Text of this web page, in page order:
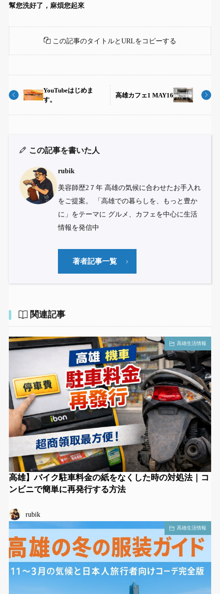
幫您洗好了，麻煩您起來
この記事のタイトルとURLをコピーする
YouTubeはじめま
す。
高雄カフェ1 MAY16
この記事を書いた人
rubik
美容師歴2７年 高雄の気候に合わせたお手入れ
をご提案。 「高雄での暮らしを、もっと豊か
に」をテーマに グルメ、カフェを中心に生活
情報を発信中
著者記事一覧
関連記事
高雄生活情報
高雄】バイク駐車料金の紙をなくした時の対処法｜コ
ンビニで簡単に再発行する方法
rubik
高雄生活情報